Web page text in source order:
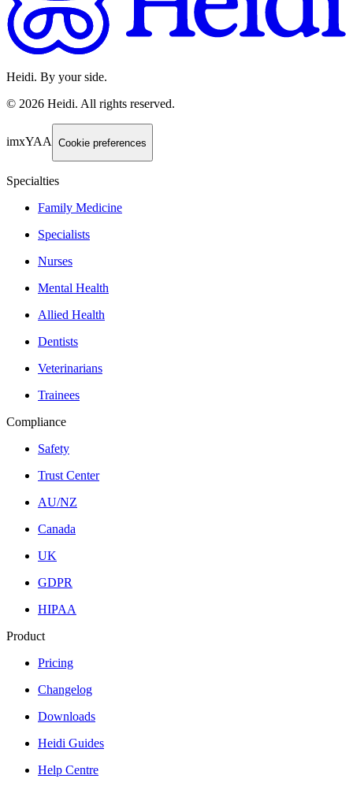
Heidi. By your side.
© 2026 Heidi. All rights reserved.
imxYAA Cookie preferences
Specialties
Family Medicine
Specialists
Nurses
Mental Health
Allied Health
Dentists
Veterinarians
Trainees
Compliance
Safety
Trust Center
AU/NZ
Canada
UK
GDPR
HIPAA
Product
Pricing
Changelog
Downloads
Heidi Guides
Help Centre